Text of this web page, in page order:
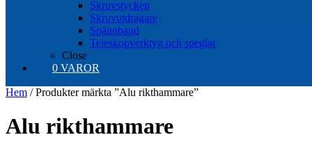
Skruvstycken
Skruvutdragare
Spännband
Teleskopverktyg och speglar
Close
0 VAROR
Hem / Produkter märkta ”Alu rikthammare”
Alu rikthammare